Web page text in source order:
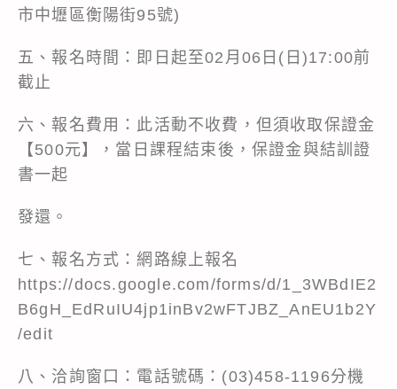
市中壢區衡陽街95號)
五、報名時間：即日起至02月06日(日)17:00前
截止
六、報名費用：此活動不收費，但須收取保證金
【500元】，當日課程結束後，保證金與結訓證
書一起
發還。
七、報名方式：網路線上報名
https://docs.google.com/forms/d/1_3WBdIE2
B6gH_EdRuIU4jp1inBv2wFTJBZ_AnEU1b2Y
/edit
八、洽詢窗口：電話號碼：(03)458-1196分機